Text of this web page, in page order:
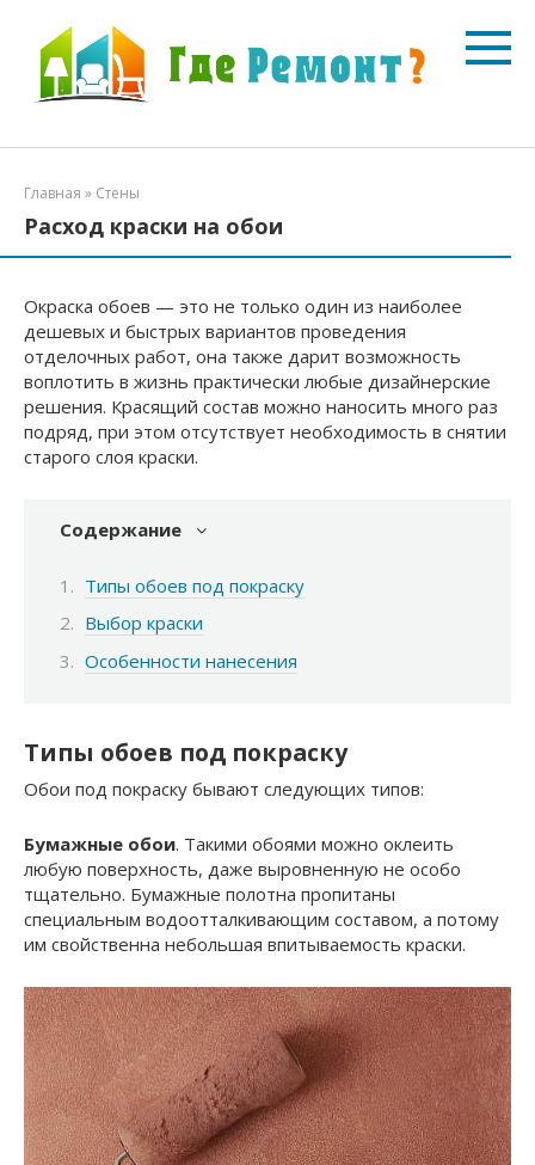
контенту
Главная » Стены
Расход краски на обои
Окраска обоев — это не только один из наиболее
дешевых и быстрых вариантов проведения
отделочных работ, она также дарит возможность
воплотить в жизнь практически любые дизайнерские
решения. Красящий состав можно наносить много раз
подряд, при этом отсутствует необходимость в снятии
старого слоя краски.
Содержание
Типы обоев под покраску
Выбор краски
Особенности нанесения
Типы обоев под покраску
Обои под покраску бывают следующих типов:
Бумажные обои. Такими обоями можно оклеить
любую поверхность, даже выровненную не особо
тщательно. Бумажные полотна пропитаны
специальным водоотталкивающим составом, а потому
им свойственна небольшая впитываемость краски.